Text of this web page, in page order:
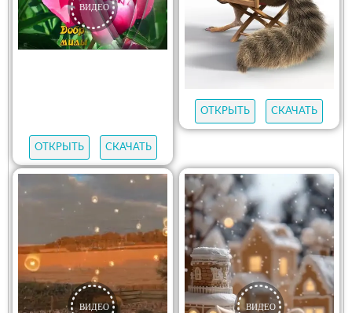
ОТКРЫТЬ СКАЧАТЬ
ОТКРЫТЬ СКАЧАТЬ